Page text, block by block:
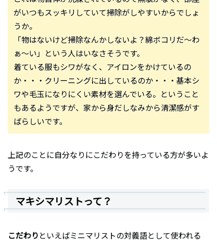
がいつもスッキリしていて掃除がしやすいからでしょ
うか。
「物はないけど掃除なんかしないよ？綿ボコリだ～わ
ぁ～い」という人はいなさそうです。
着ている服もシワがなく、アイロンをかけているの
か・・・クリーニングに出しているのか・・・基本シ
ワや毛玉になりにくい素材を選んでいる。ということ
もあるようですが、家から身だしなみから清潔感がす
ばらしいです。
上記のことに自分なりにこだわりを持っている方が多いよ
うです。
マキシマリストって？
こだわり といえばミニマリストの対義語として使われる